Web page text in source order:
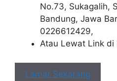
No.73, Sukagalih,
Bandung, Jawa
0226612429,
Atau Lewat Link di
Lamar Sekarang